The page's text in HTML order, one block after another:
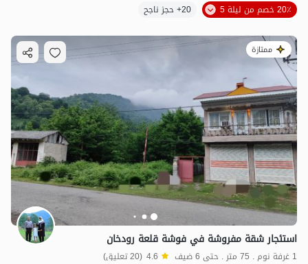
20٪ خصم من ليلة 5
20+ حجز ناجح
ممتازة
استئجار شقة مفروشة في فوشة قلعة رودخان
1 غرفة نوم . 75 متر . حتى 6 ضيف 4.6 (20 تعليق)